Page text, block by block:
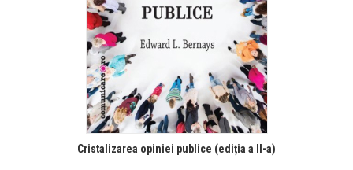
Cristalizarea opiniei publice (ediția a II-a)